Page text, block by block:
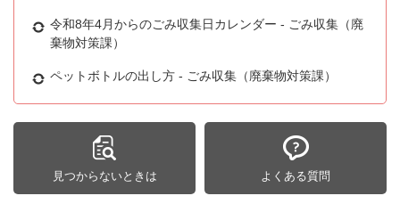
令和8年4月からのごみ収集日カレンダー - ごみ収集（廃
棄物対策課）
ペットボトルの出し方 - ごみ収集（廃棄物対策課）
見つからないときは よくある質問